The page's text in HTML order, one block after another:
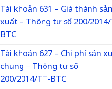
Tài khoản 631 – Giá thành sản
xuất – Thông tư số 200/
BTC
Tài khoản 627 – Chi phí sản
chung – Thông tư số
200/2014/TT-BTC